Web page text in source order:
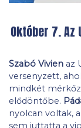
Október 7. Az
Szabó Vivien az
versenyzett,
mindkét
elődöntőbe.
nyolcan voltak,
sem juttatta a